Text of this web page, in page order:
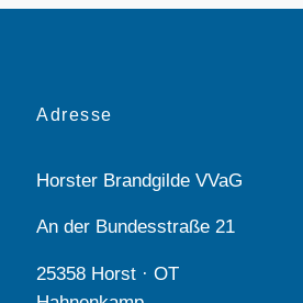
Adresse
Horster Brandgilde VVaG
An der Bundesstraße 21
25358 Horst · OT